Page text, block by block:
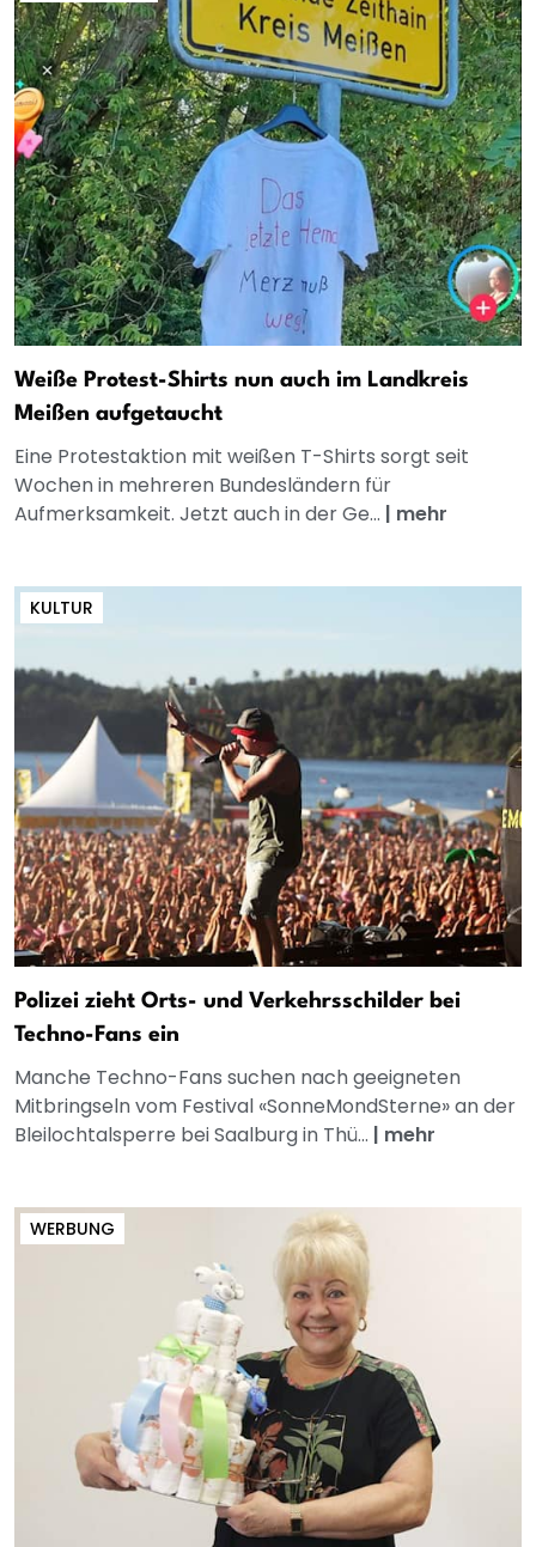
Weiße Protest-Shirts nun auch im Landkreis
Meißen aufgetaucht
Eine Protestaktion mit weißen T-Shirts sorgt seit
Wochen in mehreren Bundesländern für
Aufmerksamkeit. Jetzt auch in der Ge... | mehr
KULTUR
Polizei zieht Orts- und Verkehrsschilder bei
Techno-Fans ein
Manche Techno-Fans suchen nach geeigneten
Mitbringseln vom Festival «SonneMondSterne» an der
Bleilochtalsperre bei Saalburg in Thü... | mehr
WERBUNG